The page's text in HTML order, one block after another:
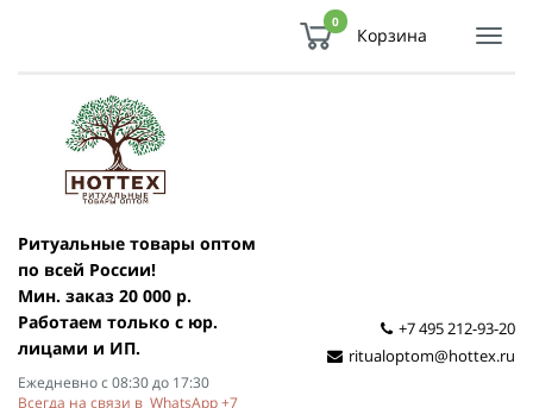
0
Корзина
Ритуальные товары оптом
по всей России!
Мин. заказ 20 000 р.
Работаем только с юр.
лицами и ИП.
Ежедневно с 08:30 до 17:30
Всегда на связи в WhatsApp +7
+7 495 212-93-20
ritualoptom@hottex.ru